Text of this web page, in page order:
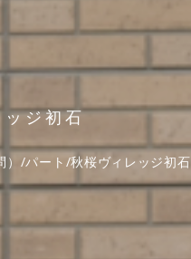
ジ初石
）/パート/秋桜ヴィレッジ初石